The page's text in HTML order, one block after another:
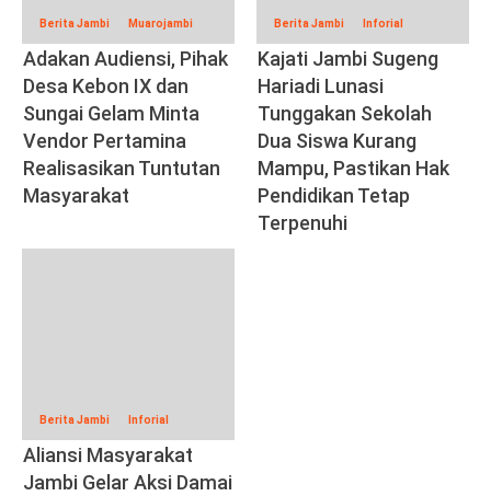
Berita Jambi Muarojambi
Adakan Audiensi, Pihak
Desa Kebon IX dan
Sungai Gelam Minta
Vendor Pertamina
Realisasikan Tuntutan
Masyarakat
Berita Jambi Inforial
Kajati Jambi Sugeng
Hariadi Lunasi
Tunggakan Sekolah
Dua Siswa Kurang
Mampu, Pastikan Hak
Pendidikan Tetap
Terpenuhi
Berita Jambi Inforial
Aliansi Masyarakat
Jambi Gelar Aksi Damai